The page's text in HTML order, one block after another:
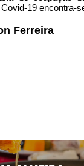
19 encontra-
Ferreira